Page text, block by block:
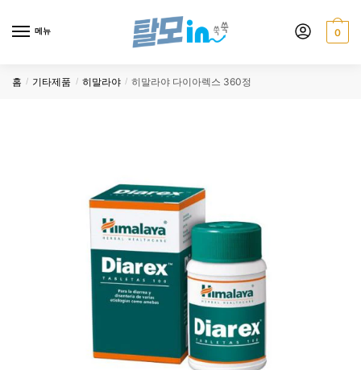
메뉴 0
홈 / 기타제품 / 히말라야 / 히말라야 다이아렉스 360정